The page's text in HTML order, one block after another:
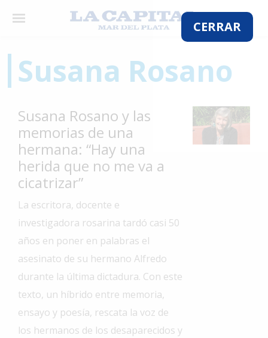
CERRAR
×
El
Mundo
La
Zona
Gastronomía
Salud
Interés
General
La
Ciudad
Susana Rosano
Susana Rosano y las
memorias de una
hermana: “Hay una
herida que no me va a
cicatrizar”
La escritora, docente e
investigadora rosarina tardó casi 50
años en poner en palabras el
asesinato de su hermano Alfredo
durante la última dictadura. Con este
texto, un híbrido entre memoria,
ensayo y poesía, rescata la voz de
los hermanos de los desaparecidos y